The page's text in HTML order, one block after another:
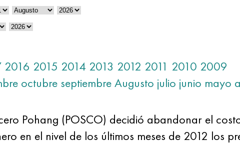
2016 2015 2014 2013 2012 2011 2010 2009
octubre septiembreAugusto julio junio mayo
Pohang (POSCO) decidió abandonar el
en el nivel de los últimos meses de 2012 los